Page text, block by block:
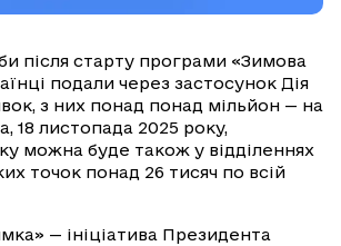
після старту програми «Зимова
подали через застосунок Дія
з них понад понад мільйон — на
18 листопада 2025 року,
можна буде також у відділеннях
точок понад 26 тисяч по всій
— ініціатива Президента